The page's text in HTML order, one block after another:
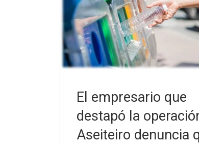
El empresario que
destapó la
Aseiteiro denuncia